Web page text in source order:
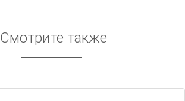
Смотрите также